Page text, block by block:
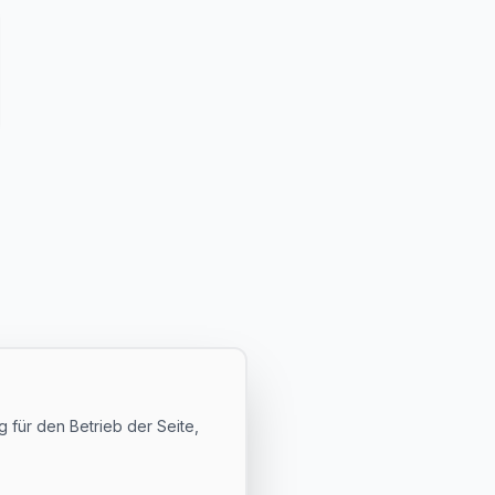
für den Betrieb der Seite,